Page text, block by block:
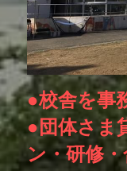
●校舎を事
●団体さま
ン・研修